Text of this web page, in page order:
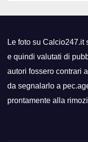
Le foto su Calcio247.it
e quindi valutati di
autori fossero contrari
da segnalarlo a
prontamente alla